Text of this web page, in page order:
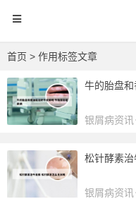
首页 > 作用标签文章
牛的胎盘
银屑病资讯
松针酵素
银屑病资讯